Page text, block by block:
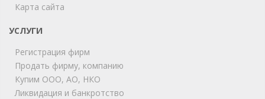
Карта сайта
УСЛУГИ
Регистрация фирм
Продать фирму, компанию
Купим ООО, АО, НКО
Ликвидация и банкротство
Мы на связи!
Позвоните нам или свяжитесь с нами через любой
удобный мессенджер!